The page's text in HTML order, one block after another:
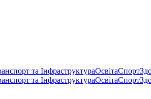
та ІнфраструктураОсвітаСпорт
та ІнфраструктураОсвітаСпорт